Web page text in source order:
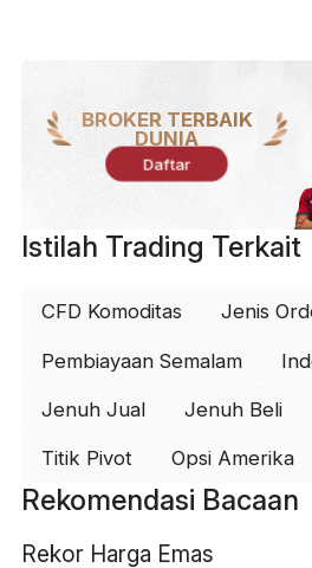
BROKER TERBAIK
DUNIA
Daftar
Istilah Trading Terkait
CFD Komoditas Jenis
Pembiayaan Semalam
Jenuh Jual Jenuh Beli
Titik Pivot Opsi Amerika
Rekomendasi Bacaan
Rekor Harga Emas